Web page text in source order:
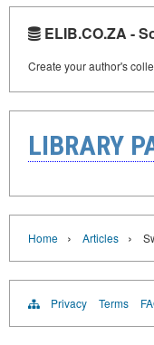
ELIB.CO.ZA -
Create your author's
LIBRARY
Home › Articles ›
Privacy Terms